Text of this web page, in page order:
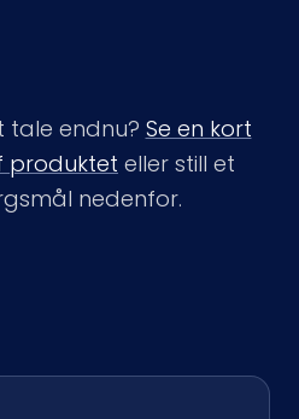
tale endnu? Se en kort
produktet eller still et
nedenfor.